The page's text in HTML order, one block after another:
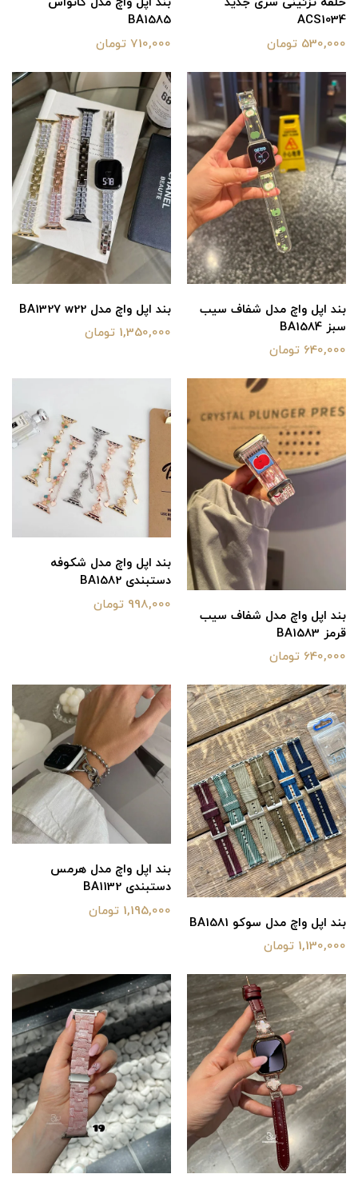
ACS1034
530,000 تومان
BA1585
710,000 تومان
بند اپل واچ مدل شفاف سیب
سبز BA1584
640,000 تومان
بند اپل واچ مدل BA1327 w22
1,350,000 تومان
بند اپل واچ مدل شفاف سیب
قرمز BA1583
640,000 تومان
بند اپل واچ مدل شکوفه
دستبندی BA1582
998,000 تومان
بند اپل واچ مدل سوکو BA1581
1,130,000 تومان
بند اپل واچ مدل هرمس
دستبندی BA1132
1,195,000 تومان